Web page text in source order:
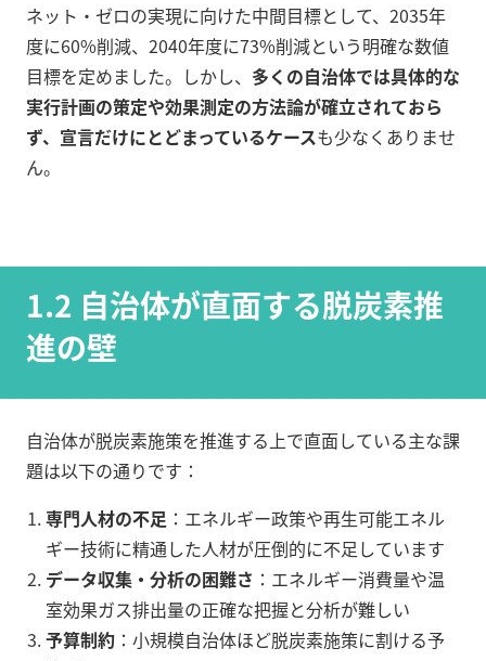
ネット・ゼロの実現に向けた中間目標として、2035年
度に60%削減、2040年度に73%削減という明確な数値
目標を定めました。しかし、 多くの自治体では具体的な
実行計画の策定や効果測定の方法論が確立されておら
ず、宣言だけにとどまっているケースも少なくありませ
ん。
1.2 自治体が直面する脱炭素推
進の壁
自治体が脱炭素施策を推進する上で直面している主な課
題は以下の通りです：
専門人材の不足 ：エネルギー政策や再生可能エネル
ギー技術に精通した人材が圧倒的に不足しています
データ収集・分析の困難さ ：エネルギー消費量や温
室効果ガス排出量の正確な把握と分析が難しい
予算制約 ：小規模自治体ほど脱炭素施策に割ける予